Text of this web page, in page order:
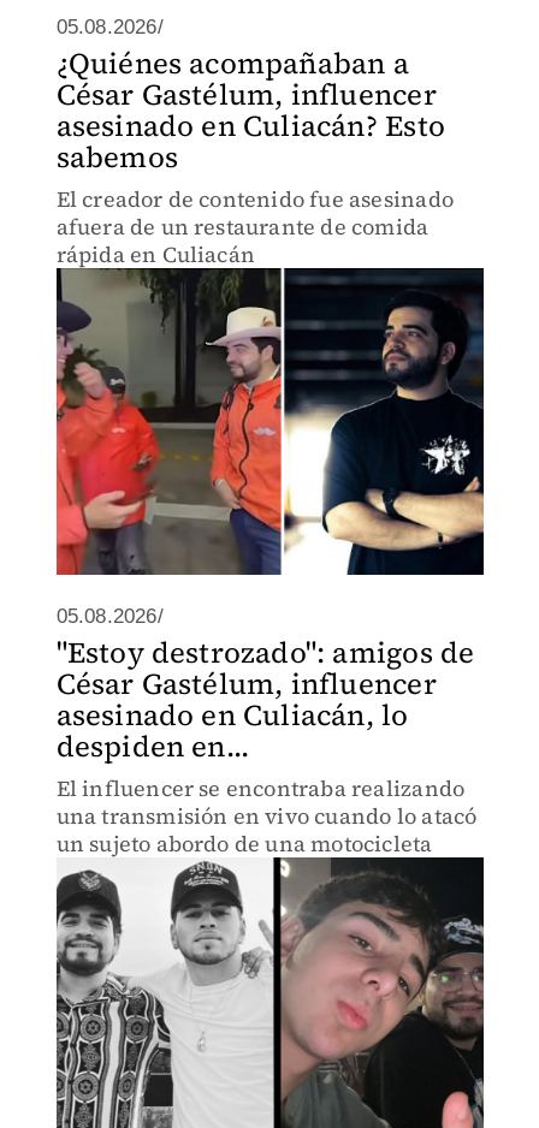
05.08.2026/
¿Quiénes acompañaban a
César Gastélum, influencer
asesinado en Culiacán? Esto
sabemos
El creador de contenido fue asesinado
afuera de un restaurante de comida
rápida en Culiacán
05.08.2026/
"Estoy destrozado": amigos de
César Gastélum, influencer
asesinado en Culiacán, lo
despiden en...
El influencer se encontraba realizando
una transmisión en vivo cuando lo atacó
un sujeto abordo de una motocicleta